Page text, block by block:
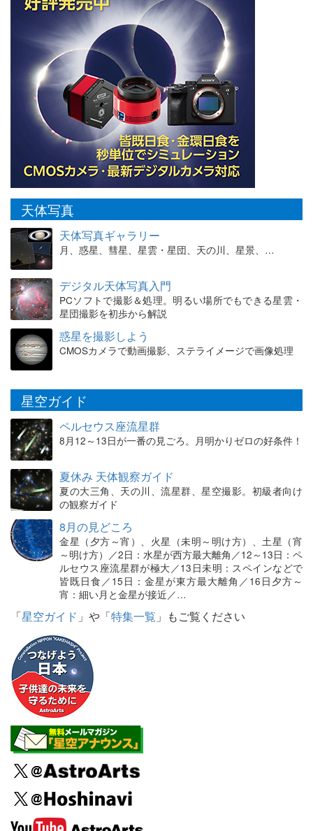
天体写真
天体写真ギャラリー
月、惑星、彗星、星雲・星団、天の川、星景、…
デジタル天体写真入門
PCソフトで撮影＆処理。明るい場所でもできる星雲・
星団撮影を初歩から解説
惑星を撮影しよう
CMOSカメラで動画撮影、ステライメージで画像処理
星空ガイド
ペルセウス座流星群
8月12～13日が一番の見ごろ。月明かりゼロの好条件！
夏休み 天体観察ガイド
夏の大三角、天の川、流星群、星空撮影。初級者向け
の観察ガイド
8月の見どころ
金星（夕方～宵）、火星（未明～明け方）、土星（宵
～明け方）／2日：水星が西方最大離角／12～13日：ペ
ルセウス座流星群が極大／13日未明：スペインなどで
皆既日食／15日：金星が東方最大離角／16日夕方～
宵：細い月と金星が接近／…
「星空ガイド 」や「特集一覧 」もご覧ください